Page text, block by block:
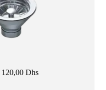
120,00 Dhs